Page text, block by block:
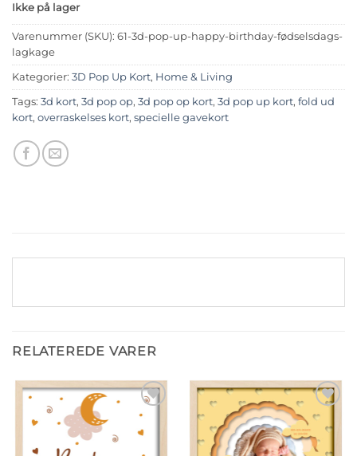
Ikke på lager
Varenummer (SKU): 61-3d-pop-up-happy-birthday-fødselsdags-
lagkage
Kategorier: 3D Pop Up Kort, Home & Living
Tags: 3d kort, 3d pop op, 3d pop op kort, 3d pop up kort, fold ud
kort, overraskelses kort, specielle gavekort
RELATEREDE VARER
Tilføj til
ønskeliste
Tilføj til
ønskeliste